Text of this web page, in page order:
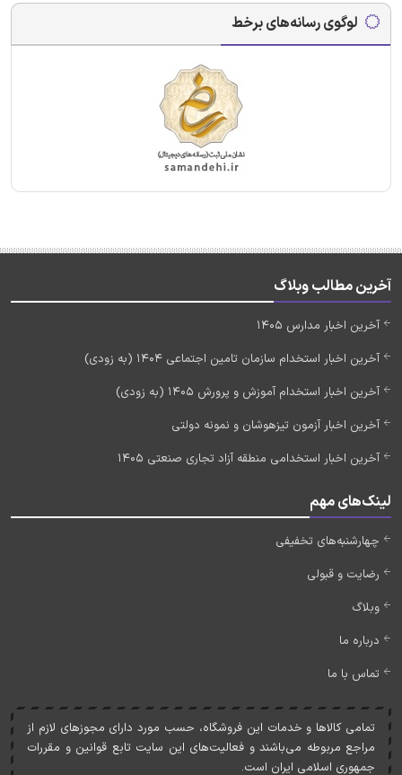
لوگوی رسانه‌های برخط
آخرین مطالب وبلاگ
آخرین اخبار مدارس 1405
آخرین اخبار استخدام سازمان تامین اجتماعی 1404 (به زودی)
آخرین اخبار استخدام آموزش و پرورش 1405 (به زودی)
آخرین اخبار آزمون تیزهوشان و نمونه دولتی
آخرین اخبار استخدامی منطقه آزاد تجاری صنعتی 1405
لینک‌های مهم
چهارشنبه‌های تخفیفی
رضایت و قبولی
وبلاگ
درباره ما
تماس با ما
تمامی کالاها و خدمات اين فروشگاه، حسب مورد دارای مجوزهای لازم از
مراجع مربوطه می‌باشند و فعاليت‌های اين سايت تابع قوانين و مقررات
جمهوری اسلامی ايران است.